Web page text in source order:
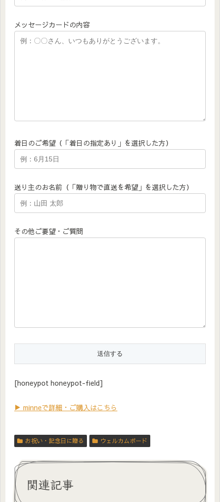
メッセージカードの内容
着日のご希望（「着日の指定あり」を選択した方）
送り主のお名前（「贈り物で直送を希望」を選択した方）
その他ご要望・ご質問
[honeypot honeypot-field]
▶ minneで詳細・ご購入はこちら
お祝い・記念日に贈る ウェルカムボード
関連記事